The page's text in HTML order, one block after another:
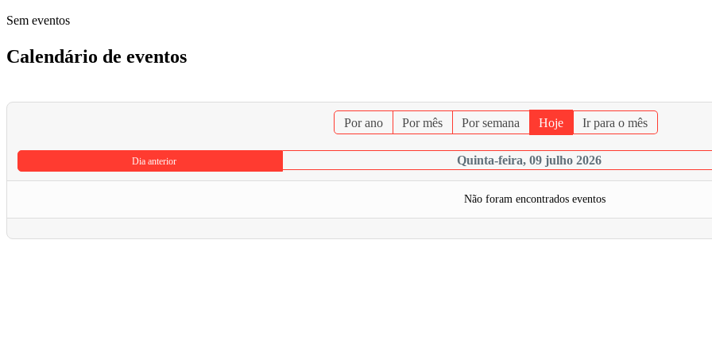
Sem eventos
Calendário de eventos
Por ano Por mês Por semana Hoje Ir para o mês
Dia anterior Quinta-feira, 09 julho 2026
Não foram encontrados eventos